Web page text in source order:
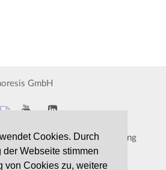
Cookies. Durch
Webseite stimmen
von Cookies zu, weitere
GmbH
Datenschutzerklärung